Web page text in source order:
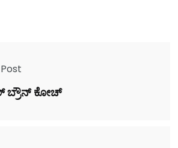
ಬ್ರೌನ್ ಕೋಚ್